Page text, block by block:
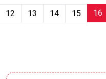
12 13 14 15 16